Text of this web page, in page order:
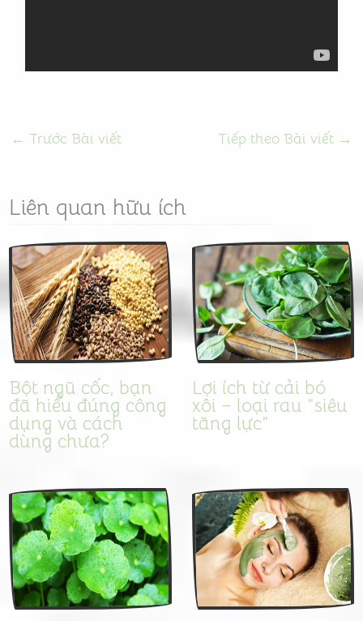
← Trước Bài viết Tiếp theo Bài viết →
Liên quan hữu ích
Bột ngũ cốc, bạn
đã hiểu đúng công
dụng và cách
dùng chưa?
Lợi ích từ cải bó
xôi – loại rau “siêu
tăng lực”